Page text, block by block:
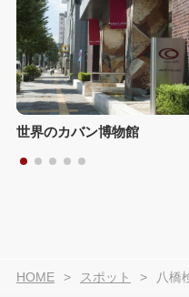
世界のカバン博物館
HOME スポット 八橋